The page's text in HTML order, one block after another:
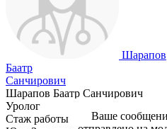
Шарапов
Баатр
Санчирович
Шарапов Баатр Санчирович
Уролог
Стаж работы с 2021 года
Ваше